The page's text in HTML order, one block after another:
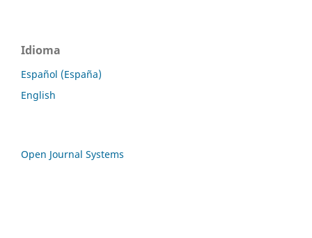
Idioma
Español (España)
English
Open Journal Systems